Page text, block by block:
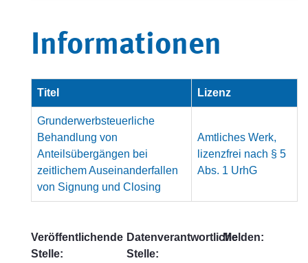
Informationen
Titel Lizenz
Grunderwerbsteuerliche
Behandlung von
Anteilsübergängen bei
zeitlichem Auseinanderfallen
von Signung und Closing
Amtliches Werk,
lizenzfrei nach § 5
Abs. 1 UrhG
Veröffentlichende
Stelle:
Datenverantwortliche
Stelle:
Melden: